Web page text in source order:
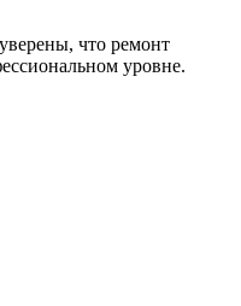
что ремонт
уровне.